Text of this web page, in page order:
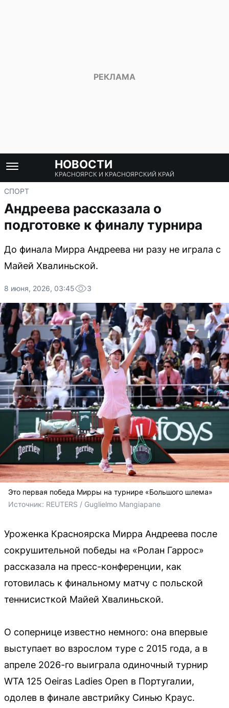
НОВОСТИ
КРАСНОЯРСК И КРАСНОЯРСКИЙ КРАЙ
СПОРТ
Андреева рассказала о
подготовке к финалу турнира
До финала Мирра Андреева ни разу не играла с
Майей Хвалиньской.
8 июня, 2026, 03:45 3
Это первая победа Мирры на турнире «Большого шлема»
Источник: REUTERS / Guglielmo Mangiapane
Уроженка Красноярска Мирра Андреева после
сокрушительной победы на «Ролан Гаррос»
рассказала на пресс-конференции, как
готовилась к финальному матчу с польской
теннисисткой Майей Хвалиньской.
О сопернице известно немного: она впервые
выступает во взрослом туре с 2015 года, а в
апреле 2026-го выиграла одиночный турнир
WTA 125 Oeiras Ladies Open в Португалии,
одолев в финале австрийку Синью Краус.